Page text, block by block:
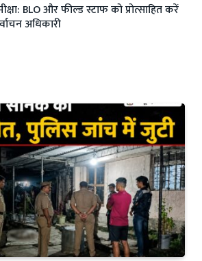
BLO और फील्ड स्टाफ को प्रोत्साहित करें
अधिकारी